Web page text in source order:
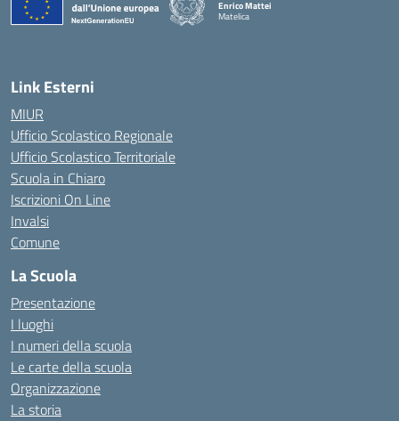
Enrico Mattei
Matelica
Link Esterni
MIUR
Ufficio Scolastico Regionale
Ufficio Scolastico Territoriale
Scuola in Chiaro
Iscrizioni On Line
Invalsi
Comune
La Scuola
Presentazione
I luoghi
I numeri della scuola
Le carte della scuola
Organizzazione
La storia